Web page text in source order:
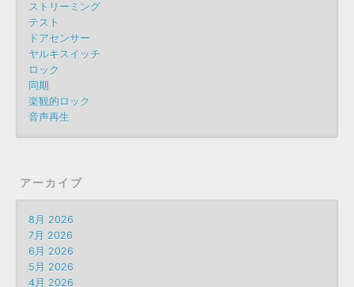
ストリーミング
テスト
ドアセンサー
ヤルキスイッチ
ロック
同期
楽観的ロック
音声再生
アーカイブ
8月 2026
7月 2026
6月 2026
5月 2026
4月 2026